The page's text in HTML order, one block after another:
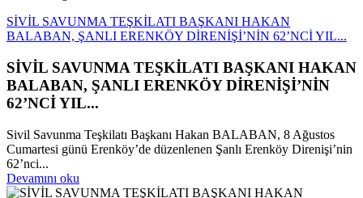
SİVİL SAVUNMA TEŞKİLATI BAŞKANI HAKAN
BALABAN, ŞANLI ERENKÖY DİRENİŞİ’NİN 62’NCİ YIL...
SİVİL SAVUNMA TEŞKİLATI BAŞKANI HAKAN
BALABAN, ŞANLI ERENKÖY DİRENİŞİ’NİN
62’NCİ YIL...
Sivil Savunma Teşkilatı Başkanı Hakan BALABAN, 8 Ağustos
Cumartesi günü Erenköy’de düzenlenen Şanlı Erenköy Direnişi’nin
62’nci...
Devamını oku